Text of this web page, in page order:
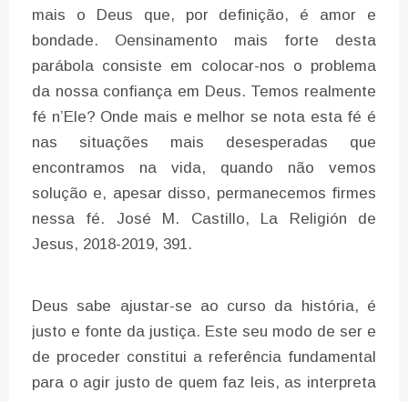
mais o Deus que, por definição, é amor e
bondade. Oensinamento mais forte desta
parábola consiste em colocar-nos o problema
da nossa confiança em Deus. Temos realmente
fé n’Ele? Onde mais e melhor se nota esta fé é
nas situações mais desesperadas que
encontramos na vida, quando não vemos
solução e, apesar disso, permanecemos firmes
nessa fé. José M. Castillo, La Religión de
Jesus, 2018-2019, 391.
Deus sabe ajustar-se ao curso da história, é
justo e fonte da justiça. Este seu modo de ser e
de proceder constitui a referência fundamental
para o agir justo de quem faz leis, as interpreta